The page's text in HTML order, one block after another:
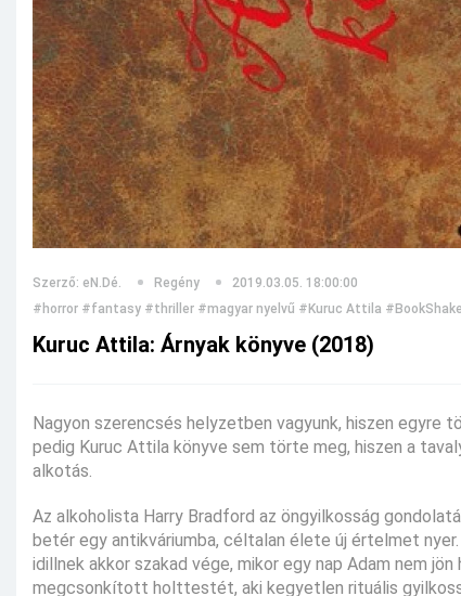
Szerző: eN.Dé. Regény
2019.03.05. 18:00:00
#horror #fantasy #thriller #magyar nyelvű #Kuruc Attila #BookShake
Kuruc Attila: Árnyak könyve (2018)
Nagyon szerencsés helyzetben vagyunk, hiszen egyre
pedig Kuruc Attila könyve sem törte meg, hiszen a
alkotás.
Az alkoholista Harry Bradford az öngyilkosság
betér egy antikváriumba, céltalan élete új értelmet
idillnek akkor szakad vége, mikor egy nap Adam nem
megcsonkított holttestét, aki kegyetlen rituális